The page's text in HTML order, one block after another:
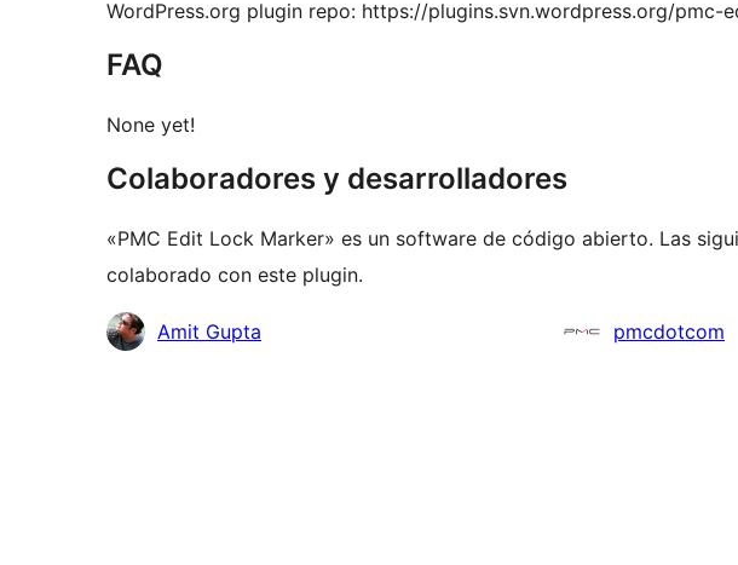
WordPress.org plugin repo: https://plugins.svn.wordpress.org/pmc-
FAQ
None yet!
Colaboradores y desarrolladores
«PMC Edit Lock Marker» es un software de código abierto. Las
colaborado con este plugin.
Colaboradores
Amit Gupta pmcdotcom